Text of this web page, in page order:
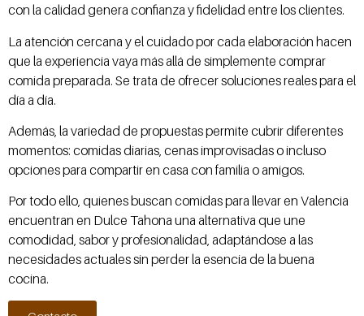
con la calidad genera confianza y fidelidad entre los clientes.
La atención cercana y el cuidado por cada elaboración hacen
que la experiencia vaya más allá de simplemente comprar
comida preparada. Se trata de ofrecer soluciones reales para el
día a día.
Además, la variedad de propuestas permite cubrir diferentes
momentos: comidas diarias, cenas improvisadas o incluso
opciones para compartir en casa con familia o amigos.
Por todo ello, quienes buscan comidas para llevar en Valencia
encuentran en Dulce Tahona una alternativa que une
comodidad, sabor y profesionalidad, adaptándose a las
necesidades actuales sin perder la esencia de la buena
cocina.